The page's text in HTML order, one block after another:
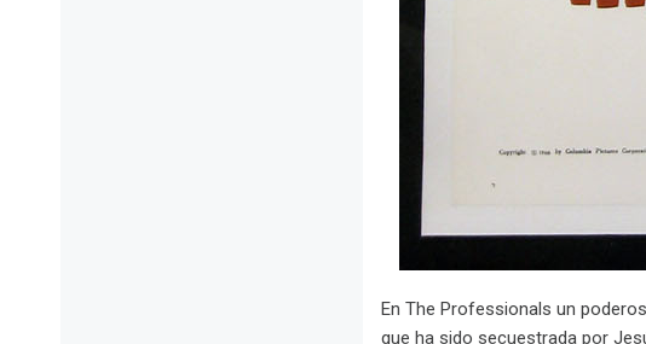
En The Professionals un
que ha sido secuestrada por